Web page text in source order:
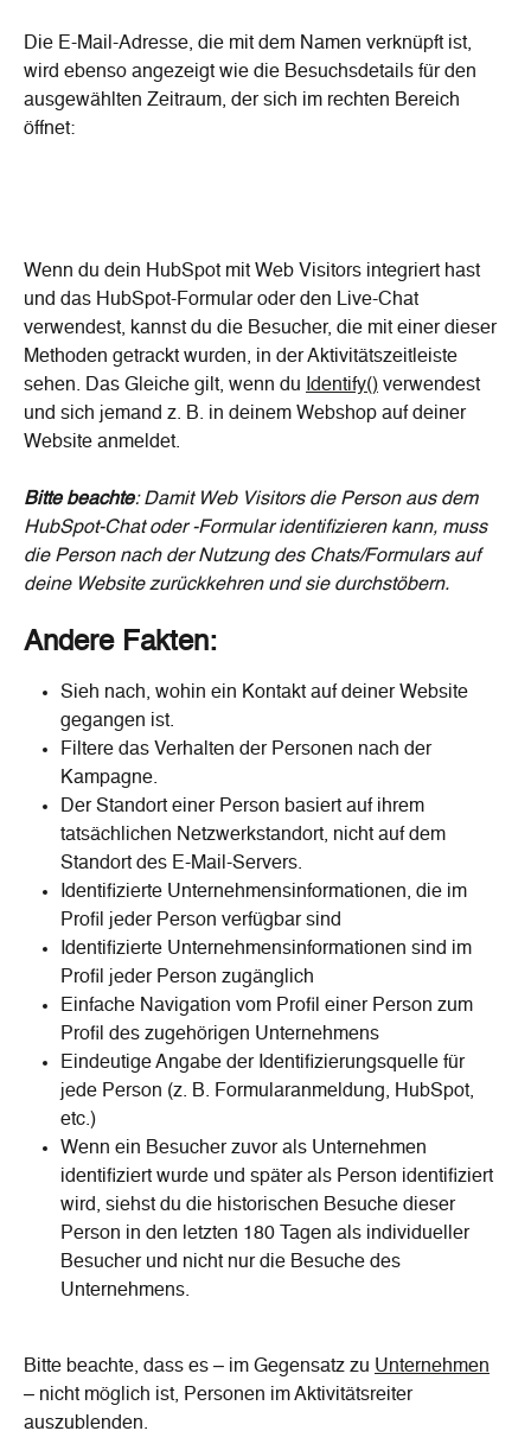
Die E-Mail-Adresse, die mit dem Namen verknüpft ist,
wird ebenso angezeigt wie die Besuchsdetails für den
ausgewählten Zeitraum, der sich im rechten Bereich
öffnet:
Wenn du dein HubSpot mit Web Visitors integriert hast
und das HubSpot-Formular oder den Live-Chat
verwendest, kannst du die Besucher, die mit einer dieser
Methoden getrackt wurden, in der Aktivitätszeitleiste
sehen. Das Gleiche gilt, wenn du Identify() verwendest
und sich jemand z. B. in deinem Webshop auf deiner
Website anmeldet.
Bitte beachte: Damit Web Visitors die Person aus dem
HubSpot-Chat oder -Formular identifizieren kann, muss
die Person nach der Nutzung des Chats/Formulars auf
deine Website zurückkehren und sie durchstöbern.
Andere Fakten:
Sieh nach, wohin ein Kontakt auf deiner Website
gegangen ist.
Filtere das Verhalten der Personen nach der
Kampagne.
Der Standort einer Person basiert auf ihrem
tatsächlichen Netzwerkstandort, nicht auf dem
Standort des E-Mail-Servers.
Identifizierte Unternehmensinformationen, die im
Profil jeder Person verfügbar sind
Identifizierte Unternehmensinformationen sind im
Profil jeder Person zugänglich
Einfache Navigation vom Profil einer Person zum
Profil des zugehörigen Unternehmens
Eindeutige Angabe der Identifizierungsquelle für
jede Person (z. B. Formularanmeldung, HubSpot,
etc.)
Wenn ein Besucher zuvor als Unternehmen
identifiziert wurde und später als Person identifiziert
wird, siehst du die historischen Besuche dieser
Person in den letzten 180 Tagen als individueller
Besucher und nicht nur die Besuche des
Unternehmens.
Bitte beachte, dass es – im Gegensatz zu Unternehmen
– nicht möglich ist, Personen im Aktivitätsreiter
auszublenden.